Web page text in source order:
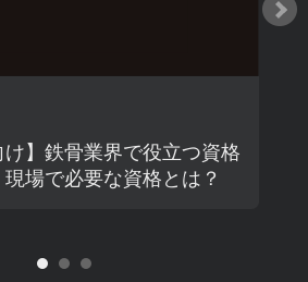
け】鉄骨業界で役立つ資格
場で必要な資格とは？